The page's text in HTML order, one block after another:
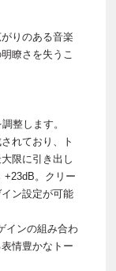
りのある音楽
瞭さを失うこ
整します。
れており、ト
限に引き出し
+23dB。クリー
ン設定が可能
インの組み合わ
情豊かなトー